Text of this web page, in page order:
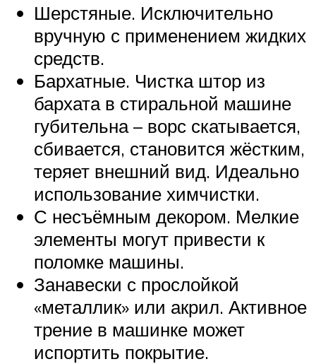
Шерстяные. Исключительно
вручную с применением жидких
средств.
Бархатные. Чистка штор из
бархата в стиральной машине
губительна – ворс скатывается,
сбивается, становится жёстким,
теряет внешний вид. Идеально
использование химчистки.
С несъёмным декором. Мелкие
элементы могут привести к
поломке машины.
Занавески с прослойкой
«металлик» или акрил. Активное
трение в машинке может
испортить покрытие.